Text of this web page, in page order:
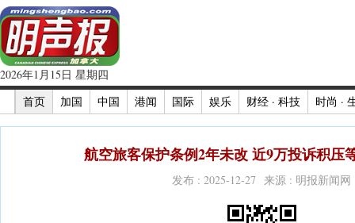
2026年1月15日 星期四
首页
加国 中国 港闻 国际 娱乐 财经 · 科技 时尚 ·
航空旅客保护条例2年未改 近9万投诉积压
发布 : 2025-12-27 来源 : 明报新闻网